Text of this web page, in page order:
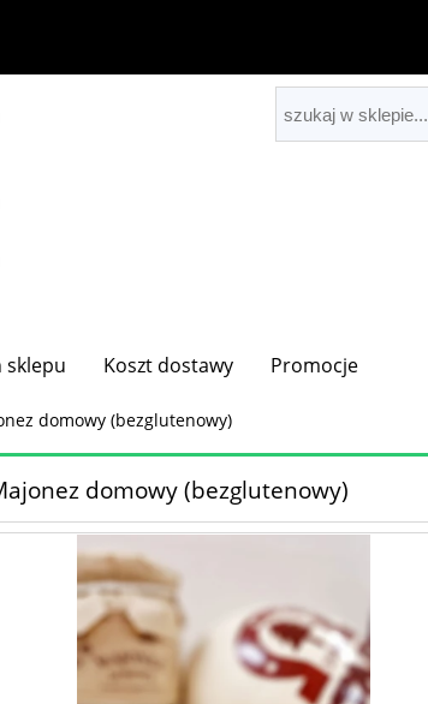
sklepu Koszt dostawy Promocje
domowy (bezglutenowy)
domowy (bezglutenowy)